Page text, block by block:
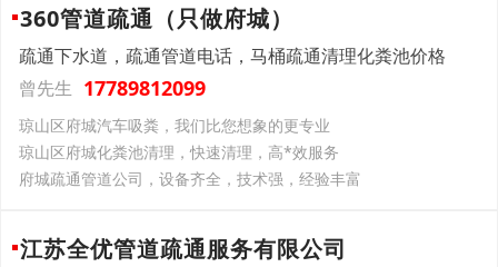
360管道疏通（只做府城）
疏通下水道，疏通管道电话，马桶疏通清理化粪池价格
曾先生 17789812099
琼山区府城汽车吸粪，我们比您想象的更专业
琼山区府城化粪池清理，快速清理，高*效服务
府城疏通管道公司，设备齐全，技术强，经验丰富
江苏全优管道疏通服务有限公司